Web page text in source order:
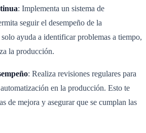
: Implementa un sistema de
seguir el desempeño de la
ayuda a identificar problemas a tiempo,
la producción.
: Realiza revisiones regulares para
en la producción. Esto te
de mejora y asegurar que se cumplan las